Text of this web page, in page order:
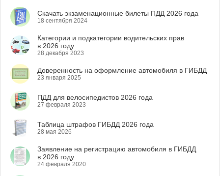
Скачать экзаменационные билеты ПДД 2026 года
18 сентября 2024
Категории и подкатегории водительских прав
в 2026 году
28 декабря 2023
Доверенность на оформление автомобиля в ГИБДД
23 января 2025
ПДД для велосипедистов 2026 года
27 февраля 2023
Таблица штрафов ГИБДД 2026 года
28 мая 2026
Заявление на регистрацию автомобиля в ГИБДД
в 2026 году
24 февраля 2020